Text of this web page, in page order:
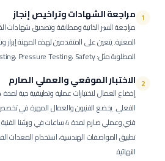
1 مراجعة الشهادات وتراخيص إنجاز
مراجعة السير الذاتية ومطابقة وتصديق شهادات
المعنية.يتعين على المتقدمين لهذه المهنة
المطلوبة مثل: Hydro Testing، Pressure Testing، Safety.
2 الاختبار الموقعي والعملي الصارم
الفعلي.يخضع الفنيون والعمال المهرة في تخصص
فني وعملي صارم لمدة 4 ساعات
تطبيق المواصفات الهندسية، استخدام المعدات
النهائية.